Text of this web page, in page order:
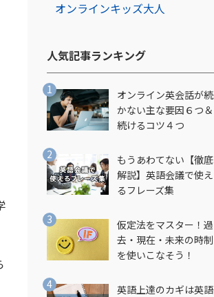
オンラインキッズ大人
人気記事ランキング​
オンライン英会話が続
かない主な要因６つ＆
続けるコツ４つ
もうあわてない【徹底
解説】英語会議で使え
るフレーズ集
仮定法をマスター！過
去・現在・未来の時制
を使いこなそう！
英語上達のカギは英語